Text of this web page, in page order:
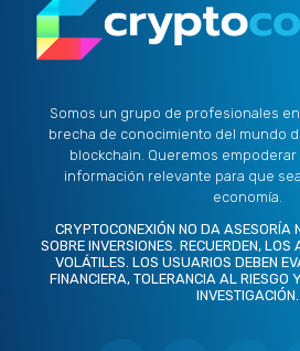
Somos un grupo de profesionales
brecha de conocimiento del mundo
blockchain. Queremos
información relevante para que
economía.
CRYPTOCONEXIÓN NO DA ASESORÍA
SOBRE INVERSIONES. RECUERDEN, LOS
VOLÁTILES. LOS USUARIOS DEBEN
FINANCIERA, TOLERANCIA AL RIESGO
INVESTIGACIÓN.